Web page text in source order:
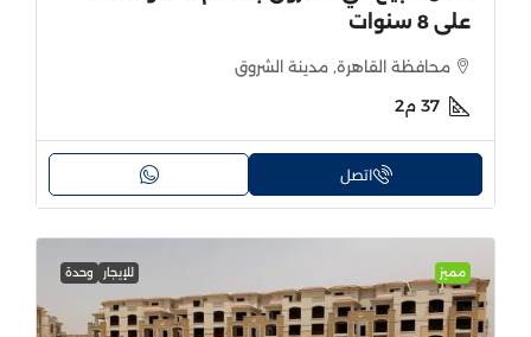
على 8 سنوات
محافظة القاهرة, مدينة الشروق
37 م2
اتصل
مميز للإيجار وحدة